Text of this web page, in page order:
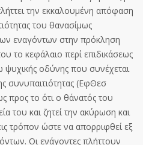
την εκκαλουμένη απόφαση
του θανασίμως
εναγόντων στην πρόκληση
το κεφάλαιο περί επιδικάσεως
ψυχικής οδύνης που συνέχεται
συνυπαιτιότητας (ΕφΘεσ
προς το ότι ο θάνατός του
του και ζητεί την ακύρωση και
τρόπον ώστε να απορριφθεί εξ
Οι ενάγοντες πλήττουν